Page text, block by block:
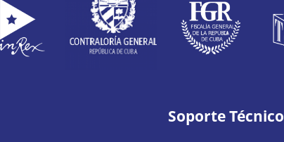
Soporte Técnico